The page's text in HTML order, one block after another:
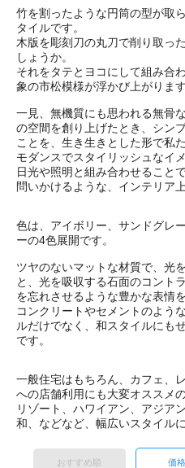
竹を割ったような円筒の型が取
タイルです。
木版を彫刻刀の丸刀で削り取っ
しょうか。
それをタテとヨコにして組み合
象の市松模様が浮かび上がります
一見、無機質にも思われる無骨
の空間を創り上げたとき、シン
ことを、生き生きとした形で私
モダンスでスタイリッシュなイ
日光や照明と組み合わせること
問いかけるような、インテリア
色は、アイボリー、サンドグレ
ーの4色展開です。
ツヤのないマットな材質で、光
と、光を吸収する石面のコント
を忘れさせるような豊かな表情
コンクリートやセメントのよう
ルだけでなく、和スタイルにも
です。
一般住宅はもちろん、カフェ、
への店舗利用にも大変オススメ
リゾート、ハワイアン、アジア
和、などなど、幅広いスタイル
おすすめ順 価